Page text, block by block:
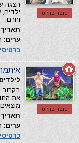
סופר פרייס
הצגה
וחרם.
ערים:
סופר פרייס
לילדים 4-7
בקרוב
את
ערים: